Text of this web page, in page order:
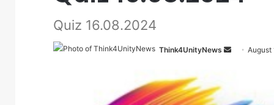
Quiz 16.08.2024
Think4UnityNews August